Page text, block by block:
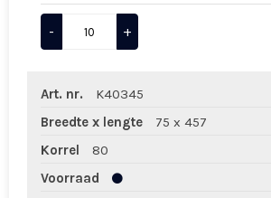
- +
Art. nr.
K40345
Breedte x lengte
75 x 457
Korrel
80
Voorraad